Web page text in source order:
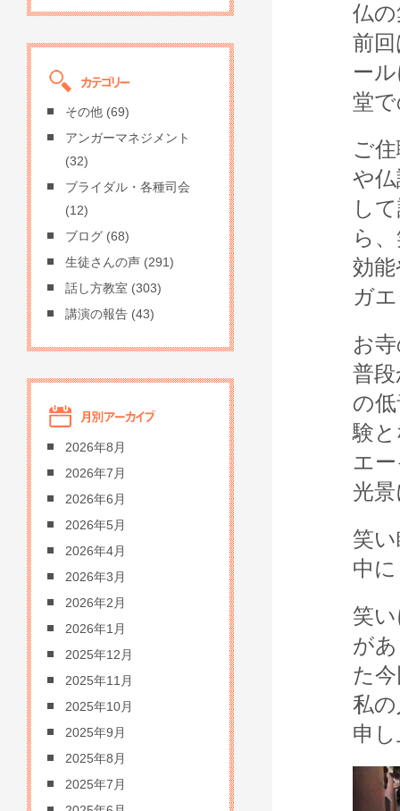
仏
前
ー
堂
ご
や
し
ら
効
ガ
お
普
の
験
エ
光
笑
中
笑
が
た
私
申
その他 (69)
アンガーマネジメント
(32)
ブライダル・各種司会
(12)
ブログ (68)
生徒さんの声 (291)
話し方教室 (303)
講演の報告 (43)
2026年8月
2026年7月
2026年6月
2026年5月
2026年4月
2026年3月
2026年2月
2026年1月
2025年12月
2025年11月
2025年10月
2025年9月
2025年8月
2025年7月